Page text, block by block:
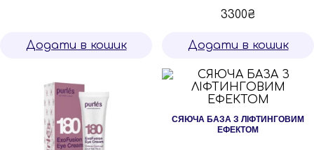
Додати в кошик
3300₴
Додати в кошик
СЯЮЧА БАЗА З ЛІФТИНГОВИМ
ЕФЕКТОМ